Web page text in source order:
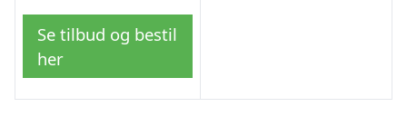
Se tilbud og bestil
her